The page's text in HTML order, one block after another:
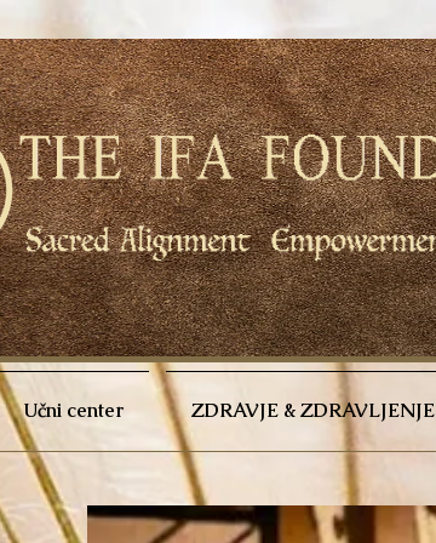
Učni center ZDRAVJE & ZDRAVLJENJE